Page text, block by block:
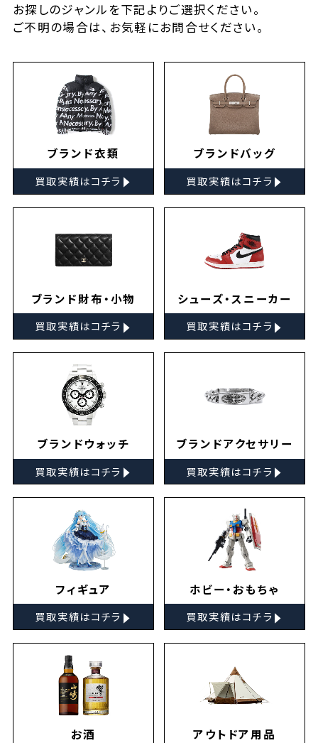
お探しのジャンルを下記よりご選択ください。
ご不明の場合は、お気軽にお問合せください。
ブランド衣類
買取実績はコチラ ▸
ブランドバッグ
買取実績はコチラ ▸
ブランド財布・小物
買取実績はコチラ ▸
シューズ・スニーカー
買取実績はコチラ ▸
ブランドウォッチ
買取実績はコチラ ▸
ブランドアクセサリー
買取実績はコチラ ▸
フィギュア
買取実績はコチラ ▸
ホビー・おもちゃ
買取実績はコチラ ▸
お酒 アウトドア用品